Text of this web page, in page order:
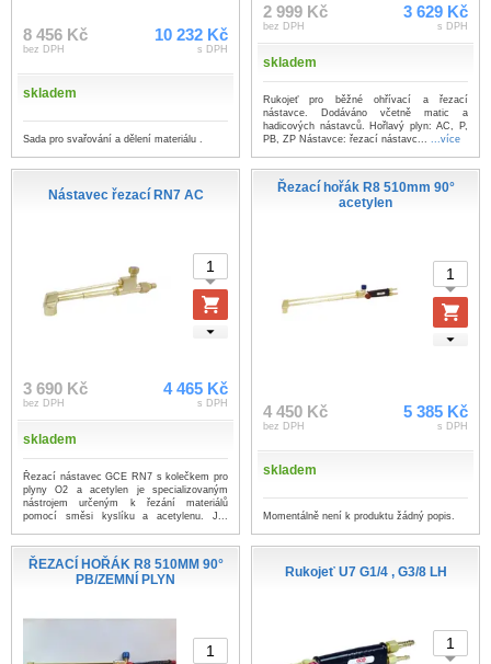
8 456 Kč
bez DPH
10 232 Kč
s DPH
skladem
Sada pro svařování a dělení materiálu .
2 999 Kč
bez DPH
3 629 Kč
s DPH
skladem
Rukojeť pro běžné ohřívací a řezací
nástavce. Dodáváno včetně matic a
hadicových nástavců. Hořlavý plyn: AC, P,
PB, ZP Nástavce: řezací nástavc...
...více
Nástavec řezací RN7 AC
3 690 Kč
bez DPH
4 465 Kč
s DPH
skladem
Řezací nástavec GCE RN7 s kolečkem pro
plyny O2 a acetylen je specializovaným
nástrojem určeným k řezání materiálů
pomocí směsi kyslíku a acetylenu. J...
Řezací hořák R8 510mm 90°
acetylen
4 450 Kč
bez DPH
5 385 Kč
s DPH
skladem
Momentálně není k produktu žádný popis.
ŘEZACÍ HOŘÁK R8 510MM 90°
PB/ZEMNÍ PLYN
Rukojeť U7 G1/4 , G3/8 LH